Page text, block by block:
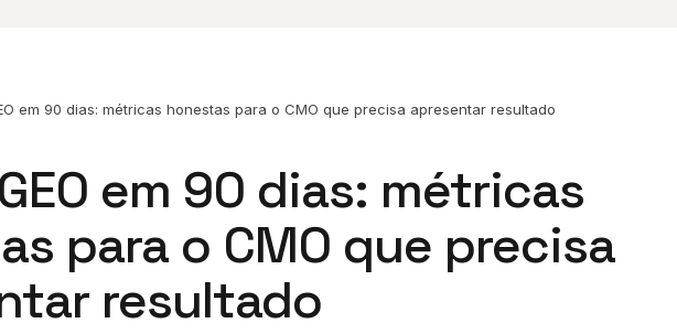
em 90 dias: métricas honestas para o CMO que precisa apresentar resultado
em 90 dias: métricas
para o CMO que precisa
resultado